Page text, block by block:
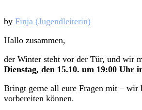
by Finja (Jugendleiterin)
Hallo zusammen,
der Winter steht vor der Tür, und wir
Dienstag, den 15.10. um 19:00 Uhr
Bringt gerne all eure Fragen mit – wir
vorbereiten können.